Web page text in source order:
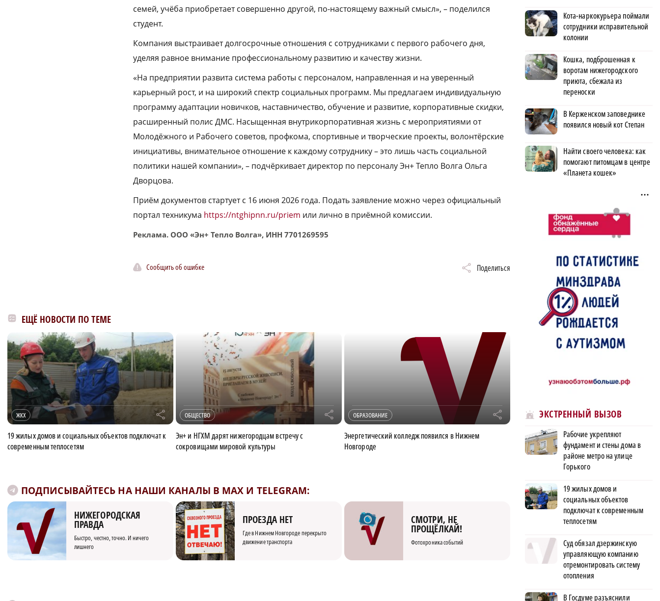
семей, учёба приобретает совершенно другой, по-настоящему важный смысл», – поделился
студент.
Компания выстраивает долгосрочные отношения с сотрудниками с первого рабочего дня,
уделяя равное внимание профессиональному развитию и качеству жизни.
«На предприятии развита система работы с персоналом, направленная и на уверенный
карьерный рост, и на широкий спектр социальных программ. Мы предлагаем индивидуальную
программу адаптации новичков, наставничество, обучение и развитие, корпоративные скидки,
расширенный полис ДМС. Насыщенная внутрикорпоративная жизнь с мероприятиями от
Молодёжного и Рабочего советов, профкома, спортивные и творческие проекты, волонтёрские
инициативы, внимательное отношение к каждому сотруднику – это лишь часть социальной
политики нашей компании», – подчёркивает директор по персоналу Эн+ Тепло Волга Ольга
Дворцова.
Приём документов стартует с 16 июня 2026 года. Подать заявление можно через официальный
портал техникума https://ntghipnn.ru/priem или лично в приёмной комиссии.
Реклама. ООО «Эн+ Тепло Волга», ИНН 7701269595
Сообщить об ошибке Поделиться
ЕЩЁ НОВОСТИ ПО ТЕМЕ
ЖКХ r
19 жилых домов и социальных объектов подключат к
современным теплосетям
ОБЩЕСТВО r
Эн+ и НГХМ дарят нижегородцам встречу с
сокровищами мировой культуры
ОБРАЗОВАНИЕ r
Энергетический колледж появился в Нижнем
Новгороде
ПОДПИСЫВАЙТЕСЬ НА НАШИ КАНАЛЫ В MAX И TELEGRAM:
НИЖЕГОРОДСКАЯ
ПРАВДА
Быстро, честно, точно. И ничего
лишнего
ПРОЕЗДА НЕТ
Где в Нижнем Новгороде перекрыто
движение транспорта
СМОТРИ, НЕ
ПРОЩЁЛКАЙ!
Фотохроника событий
Кота-наркокурьера поймали
сотрудники исправительной
колонии
Кошка, подброшенная к
воротам нижегородского
приюта, сбежала из
переноски
В Керженском заповеднике
появился новый кот Степан
Найти своего человека: как
помогают питомцам в центре
«Планета кошек»
ЭКСТРЕННЫЙ ВЫЗОВ
Рабочие укрепляют
фундамент и стены дома в
районе метро на улице
Горького
19 жилых домов и
социальных объектов
подключат к современным
теплосетям
Суд обязал дзержинскую
управляющую компанию
отремонтировать систему
отопления
В Госдуме разъяснили